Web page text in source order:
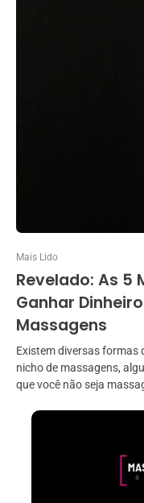
Mais Lido
Revelado: As 5
Ganhar
Massagens
Existem diversas formas
nicho de massagens,
que você não seja